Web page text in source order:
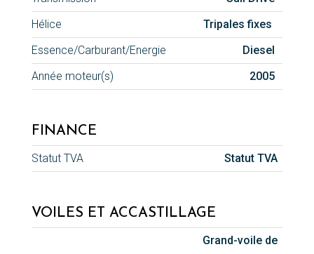
Hélice
Tripales fixes
Essence/Carburant/Energie
Diesel
Année moteur(s)
2005
FINANCE
Statut TVA Statut TVA
VOILES ET ACCASTILLAGE
Grand-voile de